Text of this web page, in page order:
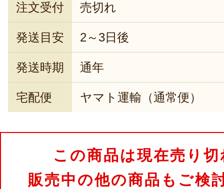
注文受付 売切れ
発送目安 2～3日後
発送時期 通年
宅配便 ヤマト運輸（通常便）
この商品は現在売り
販売中の他の商品もご検